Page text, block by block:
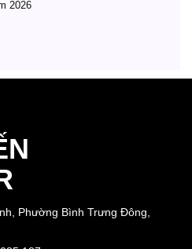
2026
Phường Bình Trưng Đông,